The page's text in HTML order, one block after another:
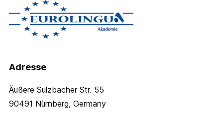
Adresse
Äußere Sulzbacher Str. 55
90491 Nürnberg, Germany